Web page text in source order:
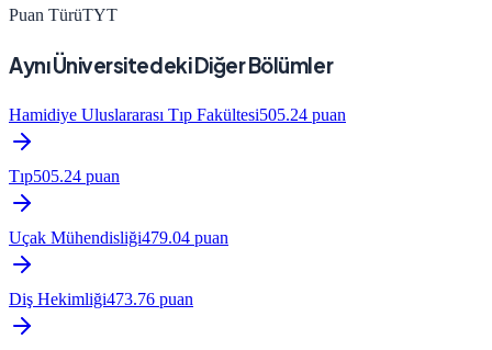
Puan TürüTYT
Aynı Üniversitedeki Diğer Bölümler
Hamidiye Uluslararası Tıp Fakültesi505.24 puan
Tıp505.24 puan
Uçak Mühendisliği479.04 puan
Diş Hekimliği473.76 puan